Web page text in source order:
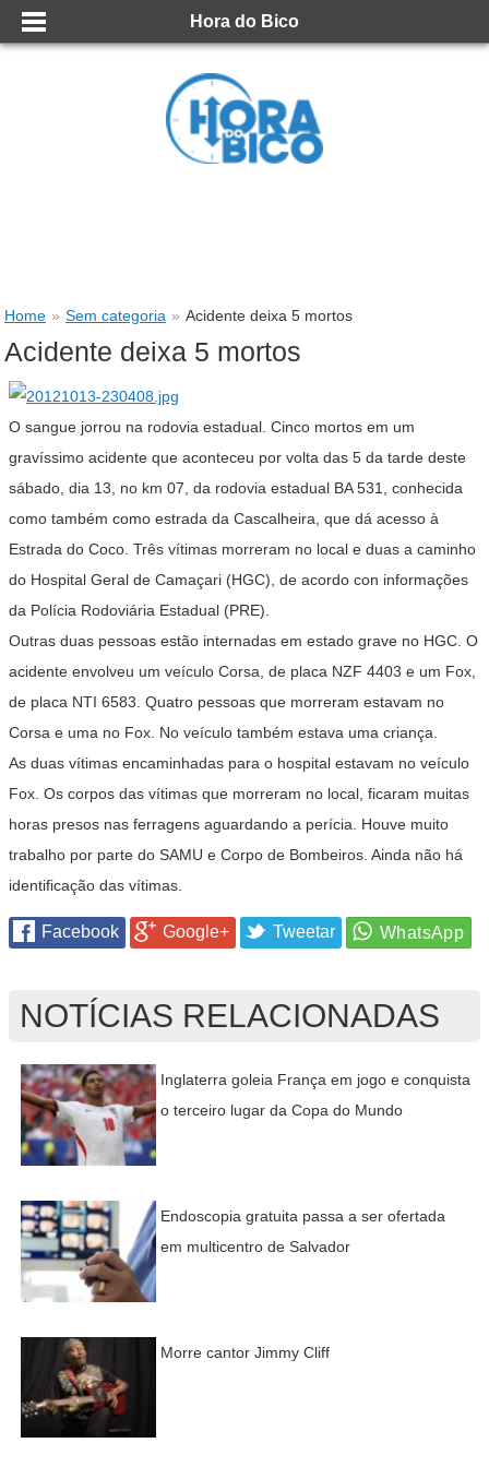
Hora do Bico
Home » Sem categoria » Acidente deixa 5 mortos
Acidente deixa 5 mortos
O sangue jorrou na rodovia estadual. Cinco mortos em um
gravíssimo acidente que aconteceu por volta das 5 da tarde deste
sábado, dia 13, no km 07, da rodovia estadual BA 531, conhecida
como também como estrada da Cascalheira, que dá acesso à
Estrada do Coco. Três vítimas morreram no local e duas a caminho
do Hospital Geral de Camaçari (HGC), de acordo con informações
da Polícia Rodoviária Estadual (PRE).
Outras duas pessoas estão internadas em estado grave no HGC. O
acidente envolveu um veículo Corsa, de placa NZF 4403 e um Fox,
de placa NTI 6583. Quatro pessoas que morreram estavam no
Corsa e uma no Fox. No veículo também estava uma criança.
As duas vítimas encaminhadas para o hospital estavam no veículo
Fox. Os corpos das vítimas que morreram no local, ficaram muitas
horas presos nas ferragens aguardando a perícia. Houve muito
trabalho por parte do SAMU e Corpo de Bombeiros. Ainda não há
identificação das vítimas.
Facebook Google+ Tweetar
NOTÍCIAS RELACIONADAS
Inglaterra goleia França em jogo e conquista
o terceiro lugar da Copa do Mundo
Endoscopia gratuita passa a ser ofertada
em multicentro de Salvador
Morre cantor Jimmy Cliff